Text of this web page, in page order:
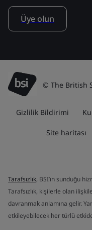
Üye olun
© The British
Gizlilik Bildirimi
Site haritası
Tarafsızlık, BSI’ın sunduğu
Tarafsızlık, kişilerle olan
davranmak anlamına gelir.
etkileyebilecek her türlü